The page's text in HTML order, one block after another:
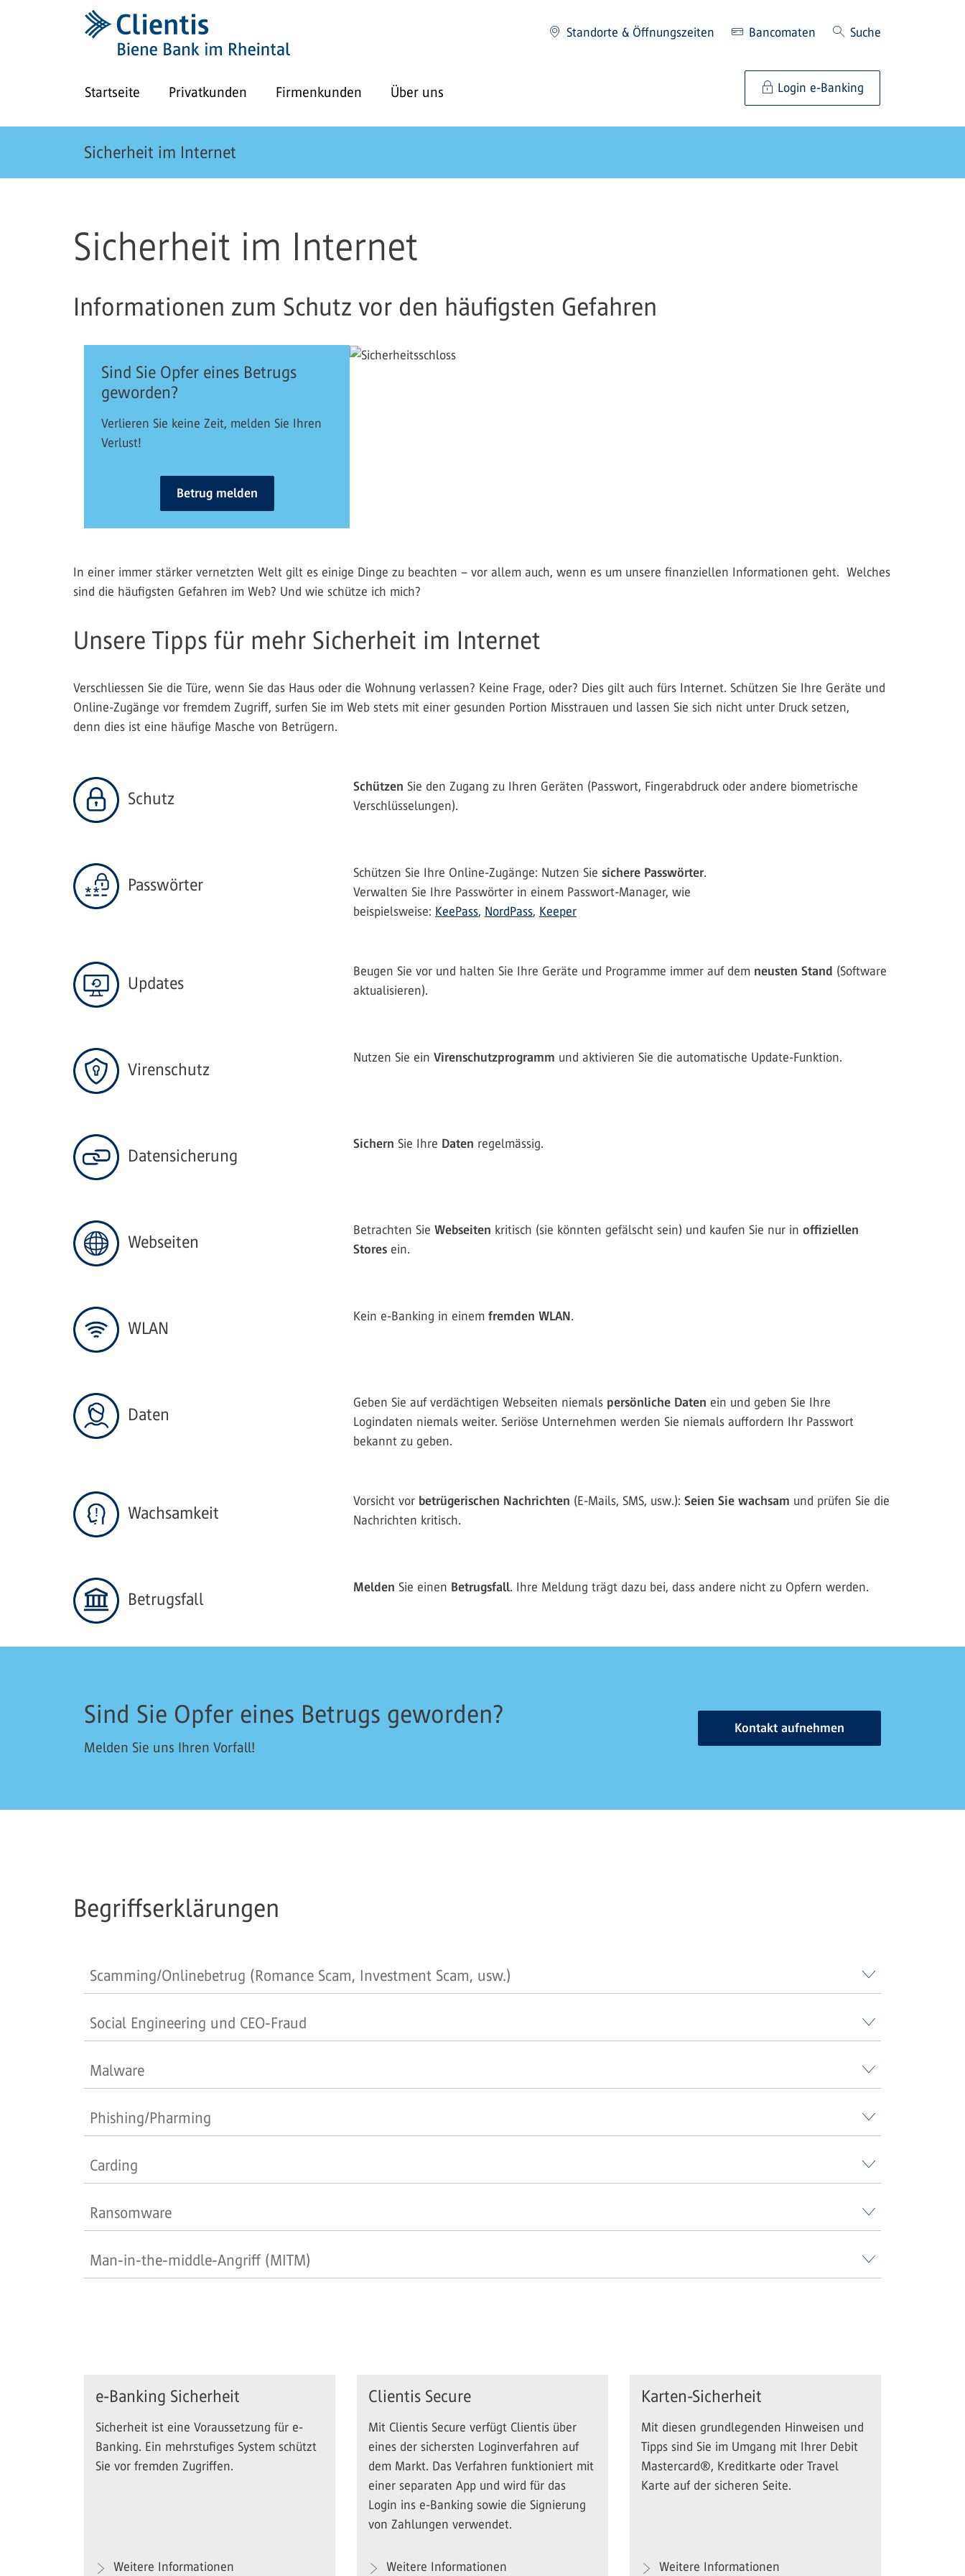
Standorte & Öffnungszeiten Bancomaten Suche
Startseite Privatkunden Firmenkunden Über uns Login e-Banking
Sicherheit im Internet
Sicherheit im Internet
Informationen zum Schutz vor den häufigsten Gefahren
Sind Sie Opfer eines Betrugs
geworden?
Verlieren Sie keine Zeit, melden Sie Ihren
Verlust!
Betrug melden
In einer immer stärker vernetzten Welt gilt es einige Dinge zu beachten – vor allem auch, wenn es um unsere finanziellen Informationen geht. Welches
sind die häufigsten Gefahren im Web? Und wie schütze ich mich?
Unsere Tipps für mehr Sicherheit im Internet
Verschliessen Sie die Türe, wenn Sie das Haus oder die Wohnung verlassen? Keine Frage, oder? Dies gilt auch fürs Internet. Schützen Sie Ihre Geräte und
Online-Zugänge vor fremdem Zugriff, surfen Sie im Web stets mit einer gesunden Portion Misstrauen und lassen Sie sich nicht unter Druck setzen,
denn dies ist eine häufige Masche von Betrügern.
Schutz
Schützen Sie den Zugang zu Ihren Geräten (Passwort, Fingerabdruck oder andere biometrische
Verschlüsselungen).
Passwörter
Schützen Sie Ihre Online-Zugänge: Nutzen Sie sichere Passwörter.
Verwalten Sie Ihre Passwörter in einem Passwort-Manager, wie
beispielsweise: KeePass, NordPass, Keeper
Updates
Beugen Sie vor und halten Sie Ihre Geräte und Programme immer auf dem neusten Stand (Software
aktualisieren).
Virenschutz
Nutzen Sie ein Virenschutzprogramm und aktivieren Sie die automatische Update-Funktion.
Datensicherung
Sichern Sie Ihre Daten regelmässig.
Webseiten
Betrachten Sie Webseiten kritisch (sie könnten gefälscht sein) und kaufen Sie nur in offiziellen
Stores ein.
WLAN
Kein e-Banking in einem fremden WLAN.
Daten
Geben Sie auf verdächtigen Webseiten niemals persönliche Daten ein und geben Sie Ihre
Logindaten niemals weiter. Seriöse Unternehmen werden Sie niemals auffordern Ihr Passwort
bekannt zu geben.
Wachsamkeit
Vorsicht vor betrügerischen Nachrichten (E-Mails, SMS, usw.): Seien Sie wachsam und prüfen Sie die
Nachrichten kritisch.
Betrugsfall
Melden Sie einen Betrugsfall. Ihre Meldung trägt dazu bei, dass andere nicht zu Opfern werden.
Sind Sie Opfer eines Betrugs geworden?
Melden Sie uns Ihren Vorfall!
Kontakt aufnehmen
Begriffserklärungen
Scamming/Onlinebetrug (Romance Scam, Investment Scam, usw.)
Social Engineering und CEO-Fraud
Malware
Phishing/Pharming
Carding
Ransomware
Man-in-the-middle-Angriff (MITM)
e-Banking Sicherheit
Sicherheit ist eine Voraussetzung für e-
Banking. Ein mehrstufiges System schützt
Sie vor fremden Zugriffen.
Weitere Informationen
Clientis Secure
Mit Clientis Secure verfügt Clientis über
eines der sichersten Loginverfahren auf
dem Markt. Das Verfahren funktioniert mit
einer separaten App und wird für das
Login ins e-Banking sowie die Signierung
von Zahlungen verwendet.
Weitere Informationen
Karten-Sicherheit
Mit diesen grundlegenden Hinweisen und
Tipps sind Sie im Umgang mit Ihrer Debit
Mastercard®, Kreditkarte oder Travel
Karte auf der sicheren Seite.
Weitere Informationen